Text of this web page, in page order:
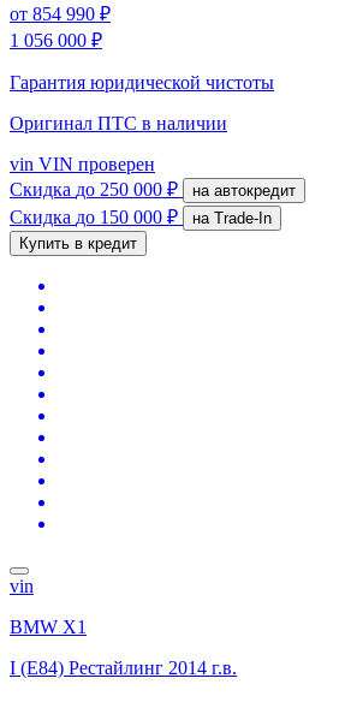
от 854 990 ₽
1 056 000 ₽
Гарантия юридической чистоты
Оригинал ПТС в наличии
vin VIN проверен
Скидка до 250 000 ₽ на автокредит
Скидка до 150 000 ₽
на Trade-In
Купить в кредит
vin
BMW X1
I (E84) Рестайлинг 2014 г.в.